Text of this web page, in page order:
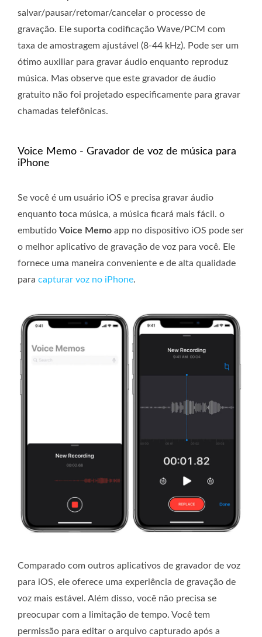
salvar/pausar/retomar/cancelar o processo de
gravação. Ele suporta codificação Wave/PCM com
taxa de amostragem ajustável (8-44 kHz). Pode ser um
ótimo auxiliar para gravar áudio enquanto reproduz
música. Mas observe que este gravador de áudio
gratuito não foi projetado especificamente para gravar
chamadas telefônicas.
Voice Memo - Gravador de voz de música para
iPhone
Se você é um usuário iOS e precisa gravar áudio
enquanto toca música, a música ficará mais fácil. o
embutido Voice Memo app no ​​dispositivo iOS pode ser
o melhor aplicativo de gravação de voz para você. Ele
fornece uma maneira conveniente e de alta qualidade
para capturar voz no iPhone.
Comparado com outros aplicativos de gravador de voz
para iOS, ele oferece uma experiência de gravação de
voz mais estável. Além disso, você não precisa se
preocupar com a limitação de tempo. Você tem
permissão para editar o arquivo capturado após a